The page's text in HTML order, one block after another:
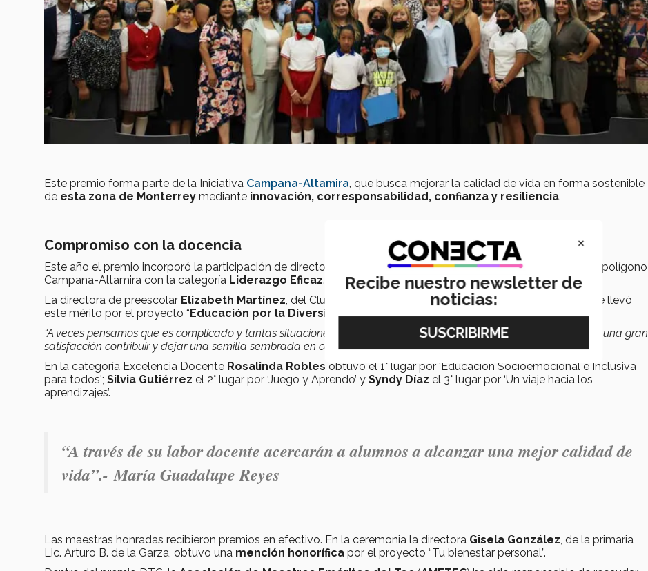
Este premio forma parte de la Iniciativa Campana-Altamira, que busca mejorar la calidad de vida en forma sostenible
de esta zona de Monterrey mediante innovación, corresponsabilidad, confianza y resiliencia.
Compromiso con la docencia
Este año el premio incorporó la participación de directoras y directores de las23 escuelasque componen el polígono
Campana-Altamira con la categoría Liderazgo Eficaz.
La directora de preescolar Elizabeth Martínez, del Club de Leones Monterrey Lomas del turno vespertino, se llevó
este mérito por el proyecto “ Educación por la Diversidad”.
“A veces pensamos que es complicado y tantas situaciones familiares que se presentan en la comunidad, pero es una gran
satisfacción contribuir y dejar una semilla sembrada en cada uno de los niños”, mencionó Martínez.
En la categoría Excelencia Docente Rosalinda Robles obtuvo el 1° lugar por 'Educación Socioemocional e Inclusiva
para todos'; Silvia Gutiérrez el 2° lugar por ‘Juego y Aprendo’ y Syndy Díaz el 3° lugar por ‘Un viaje hacia los
aprendizajes’.
“A través de su labor docente acercarán a alumnos a alcanzar una mejor calidad de
vida”.-María Guadalupe Reyes
Las maestras honradas recibieron premios en efectivo. En la ceremonia la directora Gisela González, de la primaria
Lic. Arturo B. de la Garza, obtuvo una mención honorífica por el proyecto “Tu bienestar personal”.
×
Recibe nuestro newsletter de
noticias: